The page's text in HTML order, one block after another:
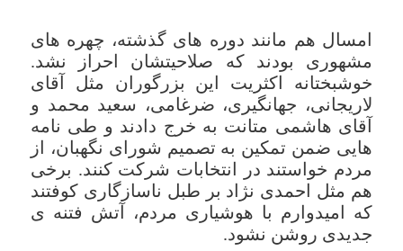
امسال هم مانند دوره های گذشته، چهره های
مشهوری بودند که صلاحیتشان احراز نشد.
خوشبختانه اکثریت این بزرگوران مثل آقای
لاریجانی، جهانگیری، ضرغامی، سعید محمد و
آقای هاشمی متانت به خرج دادند و طی نامه
هایی ضمن تمکین به تصمیم شورای نگهبان، از
مردم خواستند در انتخابات شرکت کنند. برخی
هم مثل احمدی نژاد بر طبل ناسازگاری کوفتند
که امیدوارم با هوشیاری مردم، آتش فتنه ی
جدیدی روشن نشود.